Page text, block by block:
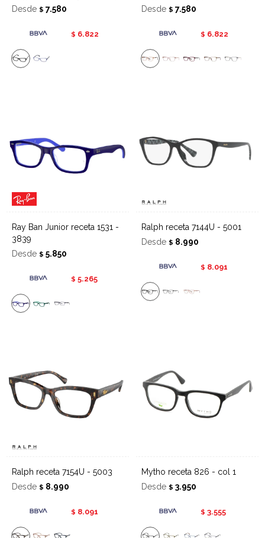
Desde $ 7.580
$ 6.822
Desde $ 7.580
$ 6.822
Ray Ban Junior receta 1531 -
3839
Desde $ 5.850
$ 5.265
Ralph receta 7144U - 5001
Desde $ 8.990
$ 8.091
Ralph receta 7154U - 5003
Desde $ 8.990
$ 8.091
Mytho receta 826 - col 1
Desde $ 3.950
$ 3.555